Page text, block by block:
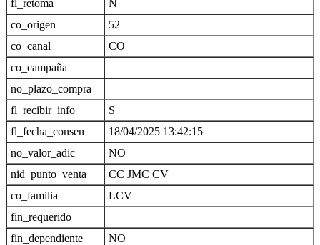
fl_retoma
N
co_origen
52
co_canal
CO
co_campaña
no_plazo_compra
fl_recibir_info
S
fl_fecha_consen
18/04/2025 13:42:15
no_valor_adic
NO
nid_punto_venta
CC JMC CV
co_familia
LCV
fin_requerido
fin_dependiente
NO